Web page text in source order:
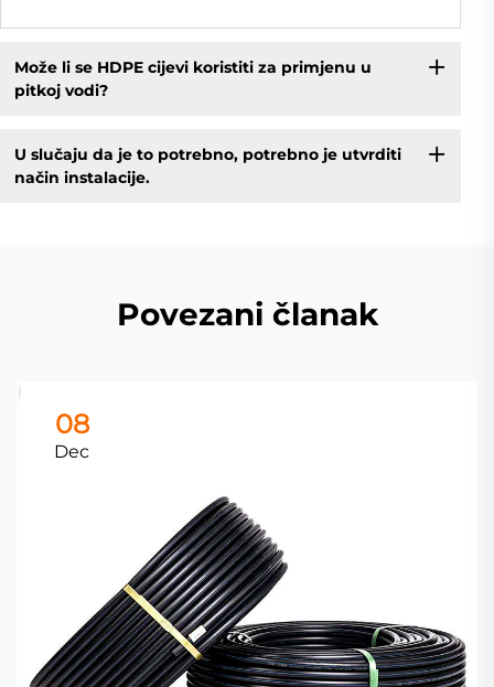
Može li se HDPE cijevi koristiti za primjenu u
pitkoj vodi?
U slučaju da je to potrebno, potrebno je utvrditi
način instalacije.
Povezani članak
08
Dec